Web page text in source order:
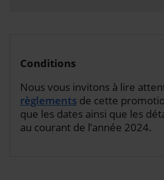
Conditions
Nous vous invitons à lire
règlements de cette
que les dates ainsi que les
au courant de l’année 2024.